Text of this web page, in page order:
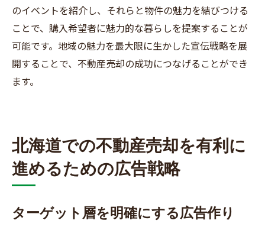
のイベントを紹介し、それらと物件の魅力を結びつける
ことで、購入希望者に魅力的な暮らしを提案することが
可能です。地域の魅力を最大限に生かした宣伝戦略を展
開することで、不動産売却の成功につなげることができ
ます。
北海道での不動産売却を有利に
進めるための広告戦略
ターゲット層を明確にする広告作り